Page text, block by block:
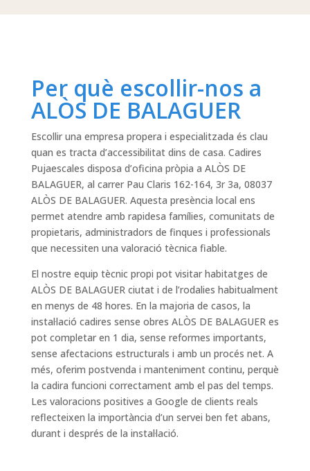
Per què escollir-nos a
ALÒS DE BALAGUER
Escollir una empresa propera i especialitzada és clau
quan es tracta d’accessibilitat dins de casa. Cadires
Pujaescales disposa d’oficina pròpia a ALÒS DE
BALAGUER, al carrer Pau Claris 162-164, 3r 3a, 08037
ALÒS DE BALAGUER. Aquesta presència local ens
permet atendre amb rapidesa famílies, comunitats de
propietaris, administradors de finques i professionals
que necessiten una valoració tècnica fiable.
El nostre equip tècnic propi pot visitar habitatges de
ALÒS DE BALAGUER ciutat i de l’rodalies habitualment
en menys de 48 hores. En la majoria de casos, la
instal·lació cadires sense obres ALÒS DE BALAGUER es
pot completar en 1 dia, sense reformes importants,
sense afectacions estructurals i amb un procés net. A
més, oferim postvenda i manteniment continu, perquè
la cadira funcioni correctament amb el pas del temps.
Les valoracions positives a Google de clients reals
reflecteixen la importància d’un servei ben fet abans,
durant i després de la instal·lació.